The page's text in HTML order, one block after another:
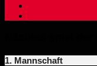
1. Mannschaft